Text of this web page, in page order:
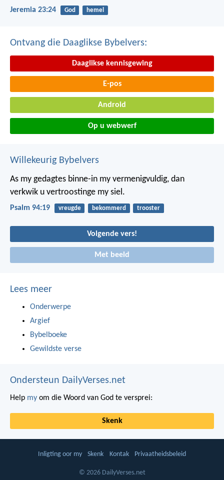
Jeremia 23:24 God hemel
Ontvang die Daaglikse Bybelvers:
Daaglikse kennisgewing
E-pos
Android
Op u webwerf
Willekeurig Bybelvers
As my gedagtes binne-in my vermenigvuldig, dan
verkwik u vertroostinge my siel.
Psalm 94:19 vreugde bekommerd trooster
Volgende vers!
Met beeld
Lees meer
Onderwerpe
Argief
Bybelboeke
Gewildste verse
Ondersteun DailyVerses.net
Help my om die Woord van God te versprei:
Skenk
Inligting oor my Skenk Kontak Privaatheidsbeleid
© 2026 DailyVerses.net